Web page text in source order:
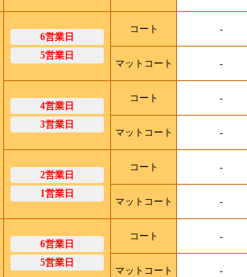
6営業日
5営業日
コート -
マットコート -
4営業日
3営業日
コート -
マットコート -
2営業日
1営業日
コート -
マットコート -
6営業日
5営業日
コート -
マットコート -